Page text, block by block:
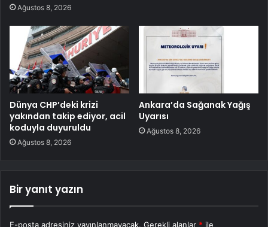
Ağustos 8, 2026
Dünya CHP’deki krizi
yakından takip ediyor, acil
koduyla duyuruldu
Ağustos 8, 2026
Ankara’da Sağanak Yağış
Uyarısı
Ağustos 8, 2026
Bir yanıt yazın
E-posta adresiniz yayınlanmayacak. Gerekli alanlar * ile